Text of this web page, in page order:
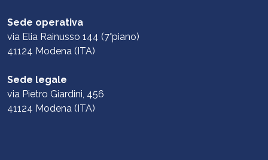
Sede operativa
via Elia Rainusso 144 (7°piano)
41124 Modena (ITA)
Sede legale
via Pietro Giardini, 456
41124 Modena (ITA)